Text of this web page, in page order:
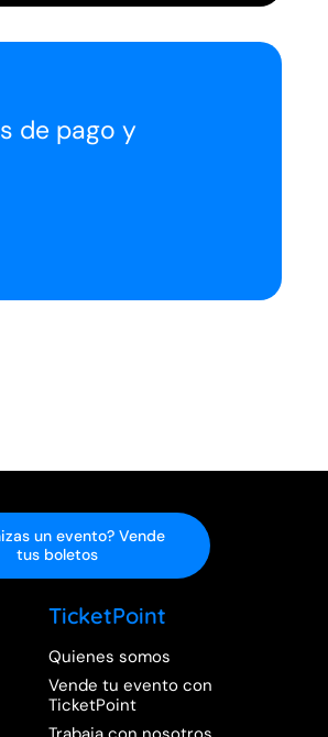
de pago y
un evento? Vende
tus boletos
TicketPoint
Quienes somos
Vende tu evento con
TicketPoint